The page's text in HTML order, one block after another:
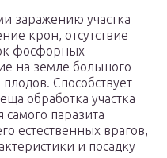
заражению участка
крон, отсутствие
фосфорных
на земле большого
Способствует
обработка участка
паразита
естественных врагов,
и посадку